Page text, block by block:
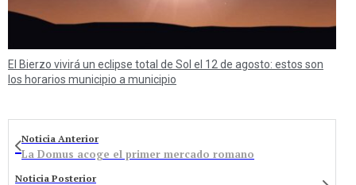
El Bierzo vivirá un eclipse total de Sol el 12 de agosto: estos son
los horarios municipio a municipio
Noticia Anterior
La Domus acoge el primer mercado romano
Noticia Posterior